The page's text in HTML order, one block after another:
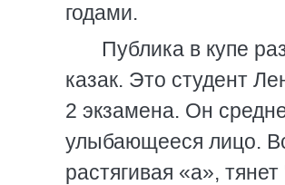
годами.
Публика в купе
казак. Это студент
2 экзамена. Он
улыбающееся лицо.
растягивая «а»,